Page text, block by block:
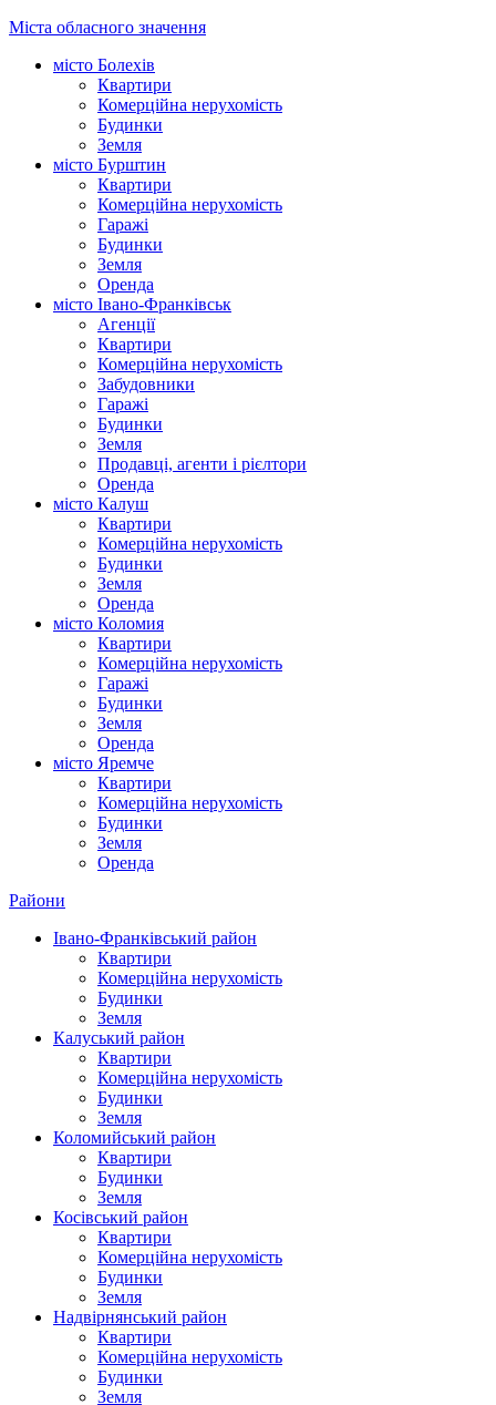
Міста обласного значення
місто Болехів
Квартири
Комерційна нерухомість
Будинки
Земля
місто Бурштин
Квартири
Комерційна нерухомість
Гаражі
Будинки
Земля
Оренда
місто Івано-Франківськ
Агенції
Квартири
Комерційна нерухомість
Забудовники
Гаражі
Будинки
Земля
Продавці, агенти і рієлтори
Оренда
місто Калуш
Квартири
Комерційна нерухомість
Будинки
Земля
Оренда
місто Коломия
Квартири
Комерційна нерухомість
Гаражі
Будинки
Земля
Оренда
місто Яремче
Квартири
Комерційна нерухомість
Будинки
Земля
Оренда
Райони
Івано-Франківський район
Квартири
Комерційна нерухомість
Будинки
Земля
Калуський район
Квартири
Комерційна нерухомість
Будинки
Земля
Коломийський район
Квартири
Будинки
Земля
Косівський район
Квартири
Комерційна нерухомість
Будинки
Земля
Надвірнянський район
Квартири
Комерційна нерухомість
Будинки
Земля